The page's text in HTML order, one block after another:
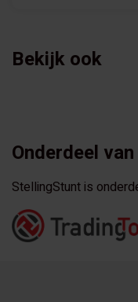
Bekijk ook
Onderdeel van
StellingStunt is